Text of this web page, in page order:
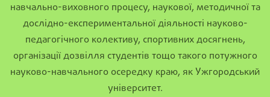
навчально-виховного процесу, наукової, методичної та
дослідно-експериментальної діяльності науково-
педагогічного колективу, спортивних досягнень,
організації дозвілля студентів тощо такого потужного
науково-навчального осередку краю, як Ужгородський
університет.